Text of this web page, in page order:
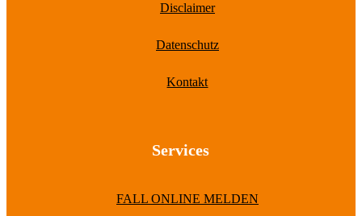
Disclaimer
Datenschutz
Kontakt
Services
FALL ONLINE MELDEN